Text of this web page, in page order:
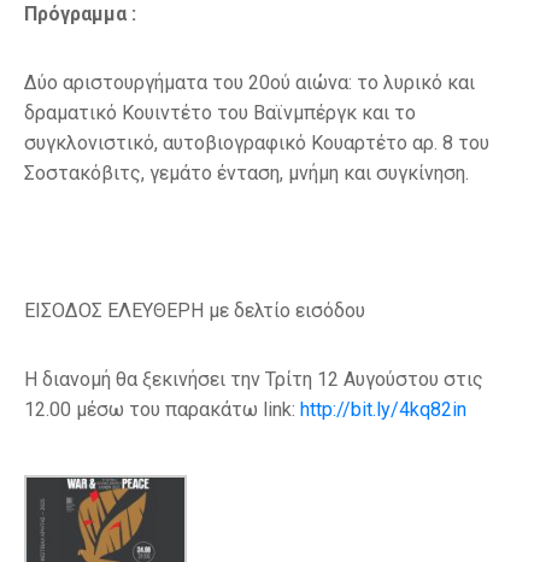
Πρόγραμμα :
Δύο αριστουργήματα του 20ού αιώνα: το λυρικό και
δραματικό Κουιντέτο του Βαϊνμπέργκ και το
συγκλονιστικό, αυτοβιογραφικό Κουαρτέτο αρ. 8 του
Σοστακόβιτς, γεμάτο ένταση, μνήμη και συγκίνηση.
ΕΙΣΟΔΟΣ ΕΛΕΥΘΕΡΗ με δελτίο εισόδου
Η διανομή θα ξεκινήσει την Τρίτη 12 Αυγούστου στις
12.00 μέσω του παρακάτω link: http://bit.ly/4kq82in